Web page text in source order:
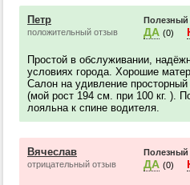
Петр
положительный отзыв
Полезный
ДА (0)
Простой в обслуживании,
условиях города. Хорошие
Салон на удивление
(мой рост 194 см. при 100 кг. ).
лояльна к спине водителя.
Вячеслав
отрицательный отзыв
Полезный
ДА (0)